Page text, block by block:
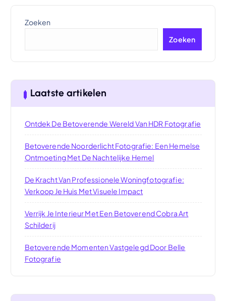
Zoeken
Zoeken
Laatste artikelen
Ontdek De Betoverende Wereld Van HDR Fotografie
Betoverende Noorderlicht Fotografie: Een Hemelse
Ontmoeting Met De Nachtelijke Hemel
De Kracht Van Professionele Woningfotografie:
Verkoop Je Huis Met Visuele Impact
Verrijk Je Interieur Met Een Betoverend Cobra Art
Schilderij
Betoverende Momenten Vastgelegd Door Belle
Fotografie